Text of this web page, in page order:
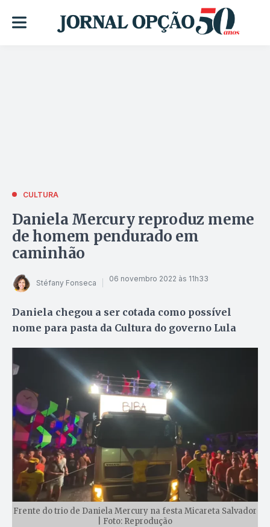
CULTURA
Daniela Mercury reproduz meme
de homem pendurado em
caminhão
Stéfany Fonseca 06 novembro 2022 às 11h33
Daniela chegou a ser cotada como possível
nome para pasta da Cultura do governo Lula
Frente do trio de Daniela Mercury na festa Micareta Salvador
| Foto: Reprodução